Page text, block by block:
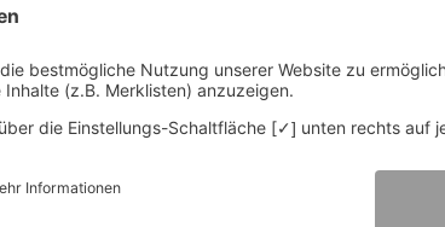
Durchsuchen Sie den Stellenkatalog